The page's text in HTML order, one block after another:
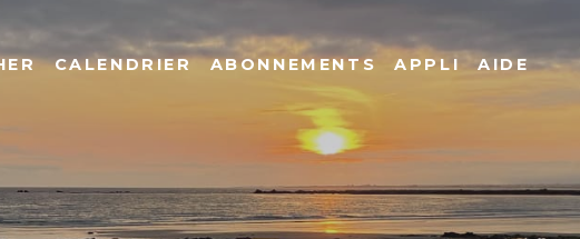
CALENDRIER ABONNEMENTS APPLI AIDE